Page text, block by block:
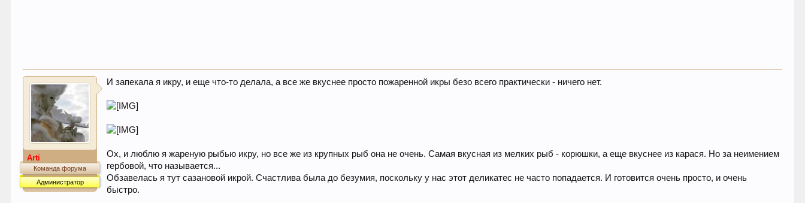
Arti
Команда форума
Администратор
И запекала я икру, и еще что-то делала, а все же вкуснее просто пожаренной икры безо всего практически - ничего нет.
Ох, и люблю я жареную рыбью икру, но все же из крупных рыб она не очень. Самая вкусная из мелких рыб - корюшки, а еще вкуснее из карася. Но за неимением
гербовой, что называется...
Обзавелась я тут сазановой икрой. Счастлива была до безумия, поскольку у нас этот деликатес не часто попадается. И готовится очень просто, и очень
быстро.